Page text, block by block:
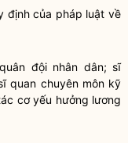
định của pháp luật về
đội nhân dân; sĩ
quan chuyên môn kỹ
cơ yếu hưởng lương